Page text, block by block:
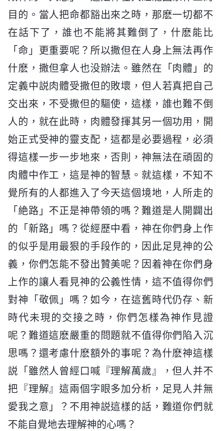
目的。當人把命都豁出來之時，那麽一切都不
在話下了，誰也不能將其難倒了，什麽能比
「命」更重要呢？所以撒但在人身上無法再作
什麽，撒但拿人也没辦法。雖然在「肉體」的
定義中説肉體受撒但的敗壞，但人若真把自己
交出來，不受撒但的驅使，這樣，誰也難不倒
人的，就在此時，肉體發揮其另一個功用，開
始正式受神的靈支配，這都是必要過程，必須
得這樣一步一步地來，否則，神無法在頑固的
肉體中作工，這是神的智慧。就這樣，不知不
覺所有的人都進入了今天這個境地，人所走的
「絶路」不正是神帶領的嗎？難道是人開闢出
的「新路」嗎？從經歷中看，神在你們身上作
的似乎是用最狠的手段作的，因此足見神的公
義，你們怎能不發出贊美呢？因着神在你們身
上作的讓人看見神的公義性情，這不值得你們
對神「敬佩」嗎？如今，在這舊時代仍存、新
時代未現的交接之時，你們怎樣為神作見證
呢？難道這麽嚴重的問題就不值得你們陷入沉
思嗎？還考慮什麽額外的事呢？為什麽神這樣
説「雖然人曾經口喊『理解萬歲』，但人并不
把『理解』這兩個字眼多加分析，足見人并無
愛我之意」？不用神説這樣的話，難道你們就
不能自覺地去理解神的心嗎？